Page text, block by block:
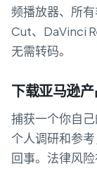
频播放器、所
Cut、DaVinci
无需转码。
下载亚马逊产
捕获一个你自
个人调研和参
回事。法律风